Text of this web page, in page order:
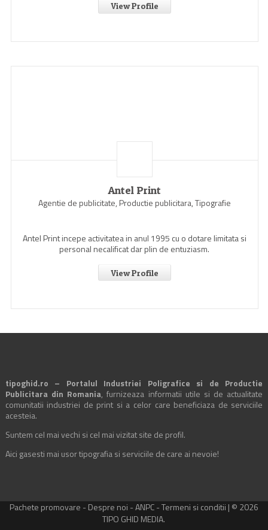
View Profile
Antel Print
Agentie de publicitate, Productie publicitara, Tipografie
Antel Print incepe activitatea in anul 1995 cu o dotare limitata si
personal necalificat dar plin de entuziasm.
View Profile
tipoghid.ro – Portalul Industriei Poligrafice si de Productie
Publicitara din Romania, furnizeaza informatii utile si de actualitate
comunitatii industriei de print si a celor care beneficiaza de serviciile
acesteia.
Suntem cel mai vechi si cel mai vizitat site de profil.
Aici gasesti mai usor tipografia si serviciile de care ai nevoie!
Pachete promovare - Despre noi -ANPC-Termeni si conditii | © 2026
TIPO GHID MEDIA.